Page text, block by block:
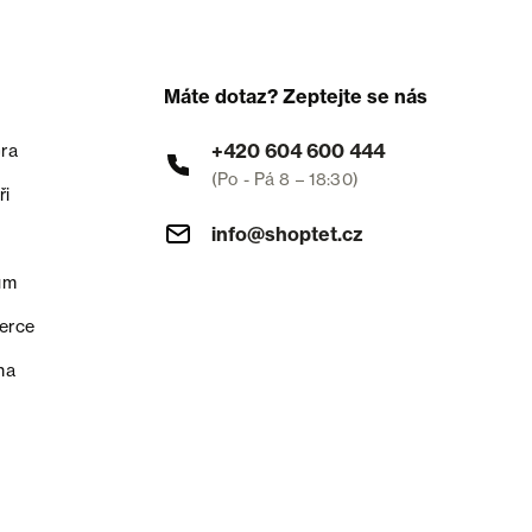
Máte dotaz? Zeptejte se nás
+420 604 600 444
(Po - Pá 8 – 18:30)
info@shoptet.cz